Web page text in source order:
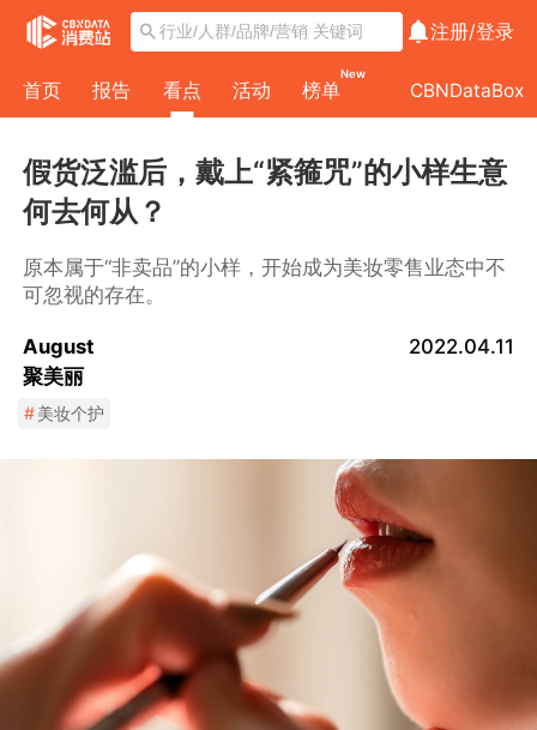
注册/登录
首页 报告 看点 活动 榜单
New
CBNDataBox
假货泛滥后，戴上“紧箍咒”的小样生意
何去何从？
原本属于“非卖品”的小样，开始成为美妆零售业态中不
可忽视的存在。
August
聚美丽
2022.04.11
#美妆个护